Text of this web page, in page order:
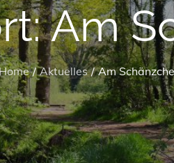
Am
Aktuelles Am